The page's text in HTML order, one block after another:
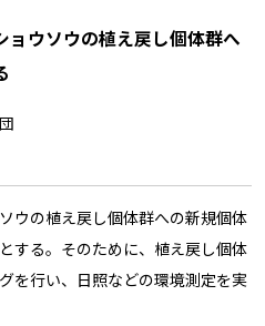
ョウソウの植え戻し個体群へ
ウの植え戻し個体群への新規個体
する。そのために、植え戻し個体
を行い、日照などの環境測定を実